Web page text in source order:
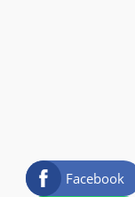
Facebook